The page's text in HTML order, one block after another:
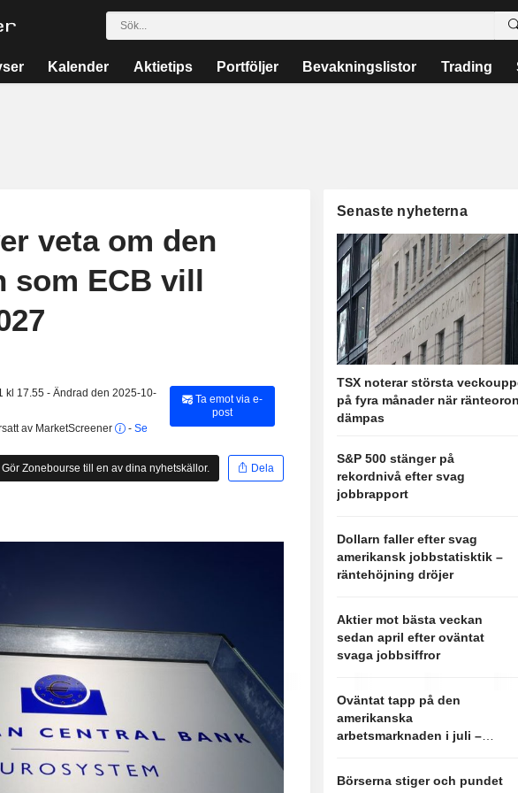
Kalender Aktietips Portföljer Bevakningslistor Trading
veta om den
som ECB vill
kl 17.55 - Ändrad den 2025-10-
av MarketScreener
- Se
Ta emot via e-
post
Gör Zonebourse till en av dina nyhetskällor. Dela
Senaste nyheterna
TSX noterar största
på fyra månader när
dämpas
S&P 500 stänger på
rekordnivå efter svag
jobbrapport
Dollarn faller efter svag
amerikansk jobbstatisktik –
räntehöjning dröjer
Aktier mot bästa veckan
sedan april efter oväntat
svaga jobbsiffror
Oväntat tapp på den
amerikanska
arbetsmarknaden i juli –
Börserna stiger och pundet